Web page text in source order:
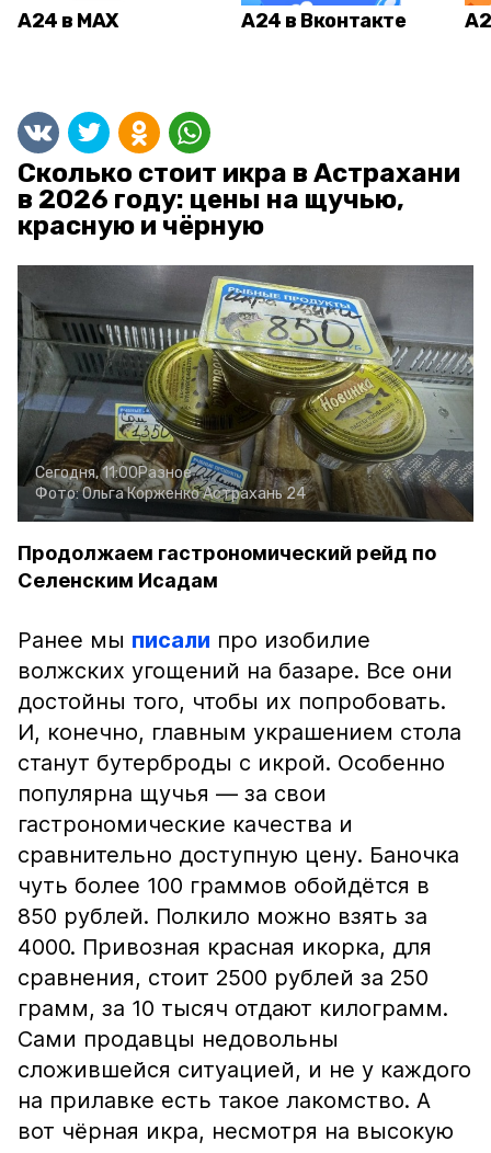
А24 в MAX А24 в Вконтакте
Сколько стоит икра в Астрахани
в 2026 году: цены на щучью,
красную и чёрную
Сегодня, 11:00Разное
Фото:Ольга КорженкоАстрахань 24
Продолжаем гастрономический рейд по
Селенским Исадам
Ранее мы писали про изобилие
волжских угощений на базаре. Все они
достойны того, чтобы их попробовать.
И, конечно, главным украшением стола
станут бутерброды с икрой. Особенно
популярна щучья — за свои
гастрономические качества и
сравнительно доступную цену. Баночка
чуть более 100 граммов обойдётся в
850 рублей. Полкило можно взять за
4000. Привозная красная икорка, для
сравнения, стоит 2500 рублей за 250
грамм, за 10 тысяч отдают килограмм.
Сами продавцы недовольны
сложившейся ситуацией, и не у каждого
на прилавке есть такое лакомство. А
вот чёрная икра, несмотря на высокую